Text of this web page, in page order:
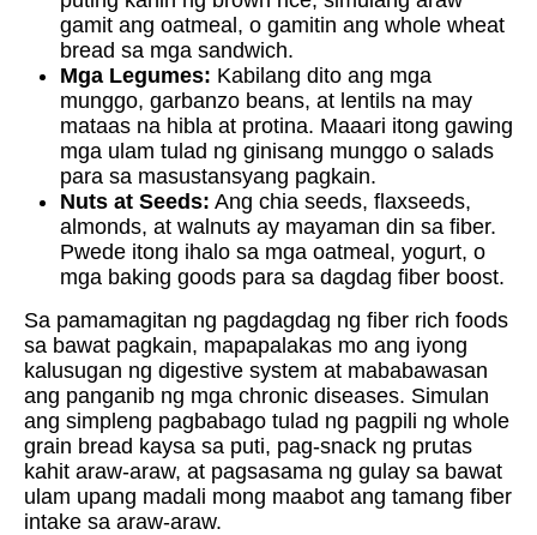
gamit ang oatmeal, o gamitin ang whole wheat
bread sa mga sandwich.
Mga Legumes: Kabilang dito ang mga
munggo, garbanzo beans, at lentils na may
mataas na hibla at protina. Maaari itong gawing
mga ulam tulad ng ginisang munggo o salads
para sa masustansyang pagkain.
Nuts at Seeds: Ang chia seeds, flaxseeds,
almonds, at walnuts ay mayaman din sa fiber.
Pwede itong ihalo sa mga oatmeal, yogurt, o
mga baking goods para sa dagdag fiber boost.
Sa pamamagitan ng pagdagdag ng fiber rich foods
sa bawat pagkain, mapapalakas mo ang iyong
kalusugan ng digestive system at mababawasan
ang panganib ng mga chronic diseases. Simulan
ang simpleng pagbabago tulad ng pagpili ng whole
grain bread kaysa sa puti, pag-snack ng prutas
kahit araw-araw, at pagsasama ng gulay sa bawat
ulam upang madali mong maabot ang tamang fiber
intake sa araw-araw.